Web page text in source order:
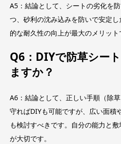
A5：結論として、シートの劣化を
つ、砂利の沈み込みを防いで安定
的な耐久性の向上が最大のメリット
Q6：DIYで防草シー
ますか？
A6：結論として、正しい手順（
守ればDIYも可能ですが、広い面積
も検討すべきです。自分の能力と
が大切です。